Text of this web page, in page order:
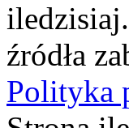
źródła
Polityka